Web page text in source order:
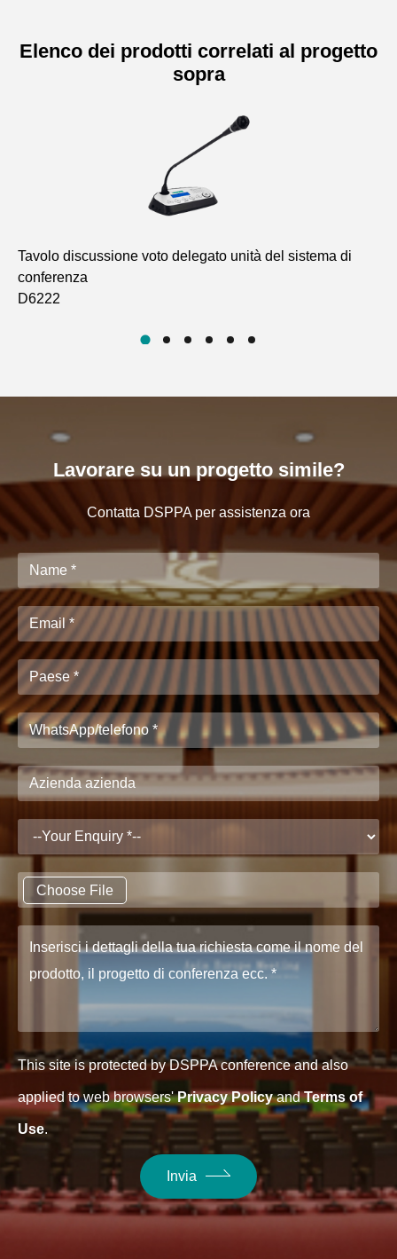
Elenco dei prodotti correlati al progetto
sopra
Tavolo discussione voto delegato unità del sistema di
conferenza
D6222
Lavorare su un progetto simile?
Contatta DSPPA per assistenza ora
Choose File
This site is protected by DSPPA conference and also
applied to web browsers'Privacy PolicyandTerms of
Use.
Invia